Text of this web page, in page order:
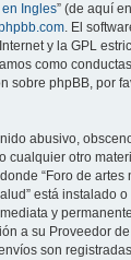
Ingles” (de aquí
. El
y la GPL
como
sobre phpBB, por
abusivo,
cualquier otro
“Foro de artes
está instalado
y
a su Proveedor
son